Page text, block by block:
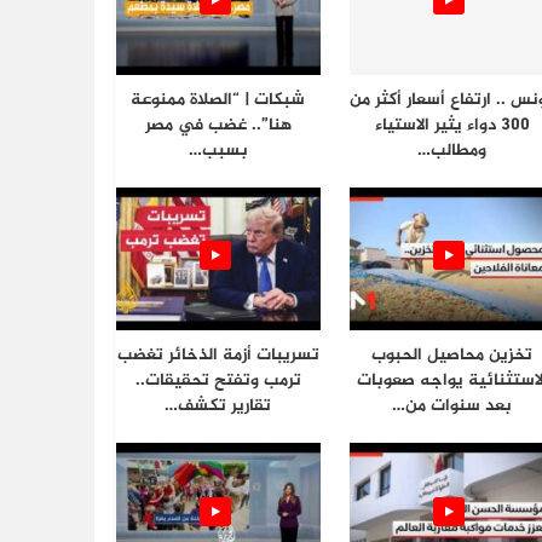
.. ارتفاع أسعار أكثر من
300 دواء يثير الاستياء
ومطالب…
شبكات | “الصلاة ممنوعة
هنا”.. غضب في مصر
بسبب…
تخزين محاصيل الحبوب
يواجه صعوبات
بعد سنوات من…
تسريبات أزمة الذخائر تغضب
ترمب وتفتح تحقيقات..
تقارير تكشف…